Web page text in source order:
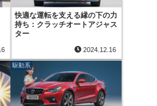
快適な運転を支える縁の下の力
持ち：クラッチオートアジャス
ター
2024.12.16
駆動系